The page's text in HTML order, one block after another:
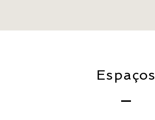
Espaços